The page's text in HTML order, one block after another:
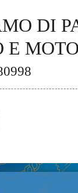
DI
E MOTO